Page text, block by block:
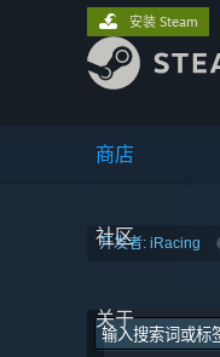
商店
社区
关于
安装 Steam
开发者: iRacing